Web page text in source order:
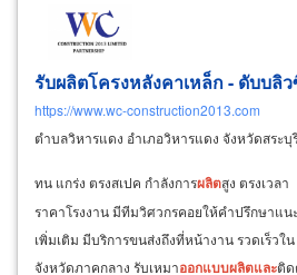
รับผลิตโครงหลังคาเหล็ก - ดับบลิ
https://www.wc-construction2013.com
ตำบลวิหารแดง อำเภอวิหารแดง จังหวัดสระบุ
ทน แกร่ง ตรงสเปค กำลังการผลิตสูง ตรงเวลา
ราคาโรงงาน มีทีมวิศวกรคอยให้คำปรึกษาแน
เพิ่มเติม มีบริการขนส่งถึงที่หน้างาน รวดเร็วใน
จังหวัดภาคกลาง รับเหมาออกแบบผลิตและติด